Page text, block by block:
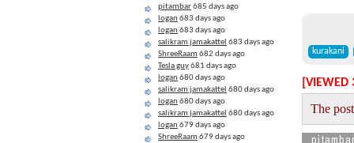
pitambar685 days ago
logan 683 days ago
logan 683 days ago
salikram jamakattel 683 days ago
ShreeRaam 682 days ago
Tesla guy681 days ago
logan 680 days ago
salikram jamakattel 680 days ago
logan 680 days ago
salikram jamakattel 680 days ago
logan 679 days ago
ShreeRaam 679 days ago
kurakani
[VIEWED
The
pitambar